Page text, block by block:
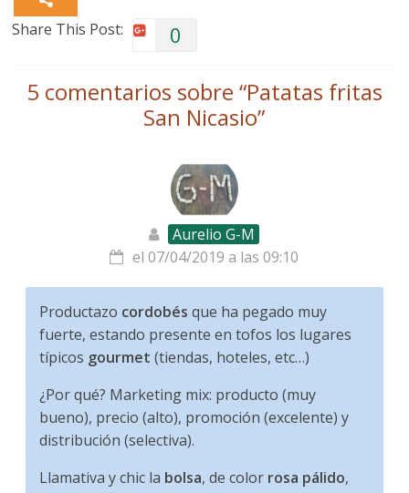
Share This Post: 0
5 comentarios sobre “Patatas fritas
San Nicasio”
Aurelio G-M
el 07/04/2019 a las 09:10
Productazo cordobés que ha pegado muy
fuerte, estando presente en tofos los lugares
típicos gourmet(tiendas, hoteles, etc…)
¿Por qué? Marketing mix: producto (muy
bueno), precio (alto), promoción (excelente) y
distribución (selectiva).
Llamativa y chic la bolsa, de color rosa pálido,